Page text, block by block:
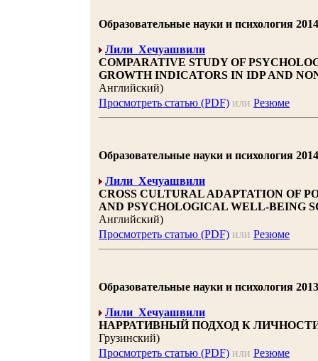
Образовательные науки и психология
Лили Хечуашвили
COMPARATIVE STUDY OF
GROWTH INDICATORS IN IDP AND
Английский)
Просмотреть статью (PDF) или Резюме
Образовательные науки и психология
Лили Хечуашвили
CROSS CULTURAL ADAPTATION OF
AND PSYCHOLOGICAL WELL-BEING
Английский)
Просмотреть статью (PDF) или Резюме
Образовательные науки и психология
Лили Хечуашвили
НАРРАТИВНЫЙ ПОДХОД К
Грузинский)
Просмотреть статью (PDF) или Резюме